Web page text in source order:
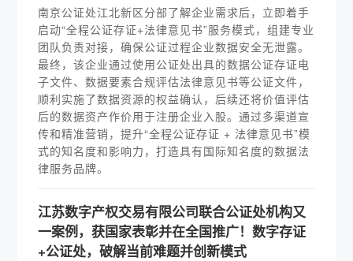
南京公证处江北新区分部了解企业需求后，立即着手
启动“全程公证存证+法律意见书”服务模式，组建专业
团队负责对接，确保公证过程企业数据安全无泄露。
最终，该企业通过使用公证处出具的数据公证存证电
子文件、数据要素合规评估法律意见书等公证文件，
顺利实施了数据资源的权益确认，后续还将价值评估
后的数据资产作价用于注册企业入股。通过多渠道宣
传和精准营销，提升“全程公证存证 + 法律意见书”模
式的知名度和影响力，打造具有国际知名度的数据法
律服务品牌。
江苏数字产权交易有限公司联合公证处机构又
一案例，获国家表彰并在全国推广！数字存证
+公证处，破解当前难题并创新模式